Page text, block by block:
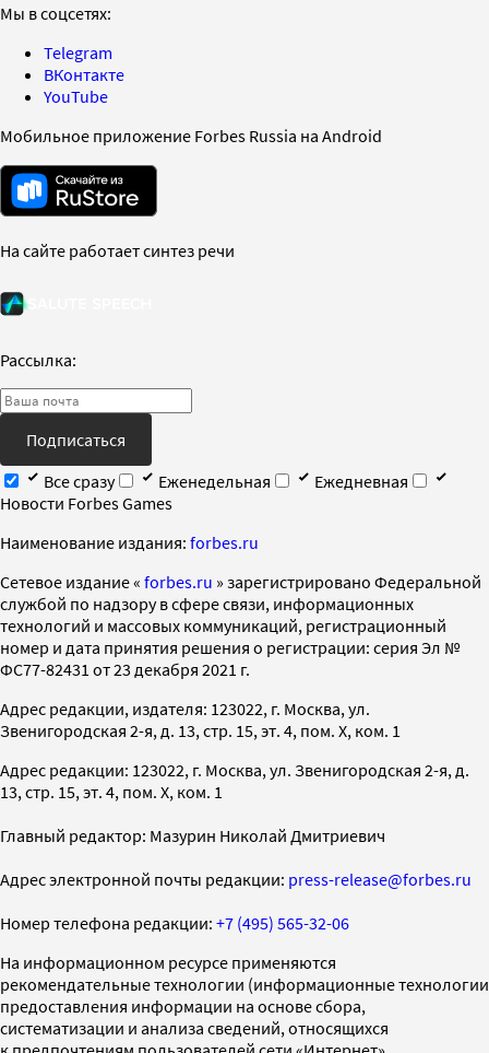
Мы в соцсетях:
Telegram
ВКонтакте
YouTube
Мобильное приложение Forbes Russia на Android
На сайте работает синтез речи
Рассылка:
Подписаться
Все сразу
Еженедельная
Ежедневная
Новости Forbes Games
Наименование издания: forbes.ru
Cетевое издание « forbes.ru » зарегистрировано Федеральной
службой по надзору в сфере связи, информационных
технологий и массовых коммуникаций, регистрационный
номер и дата принятия решения о регистрации: серия Эл №
ФС77-82431 от 23 декабря 2021 г.
Адрес редакции, издателя: 123022, г. Москва, ул.
Звенигородская 2-я, д. 13, стр. 15, эт. 4, пом. X, ком. 1
Адрес редакции: 123022, г. Москва, ул. Звенигородская 2-я, д.
13, стр. 15, эт. 4, пом. X, ком. 1
Главный редактор: Мазурин Николай Дмитриевич
Адрес электронной почты редакции: press-release@forbes.ru
Номер телефона редакции: +7 (495) 565-32-06
На информационном ресурсе применяются
рекомендательные технологии (информационные технологии
предоставления информации на основе сбора,
систематизации и анализа сведений, относящихся